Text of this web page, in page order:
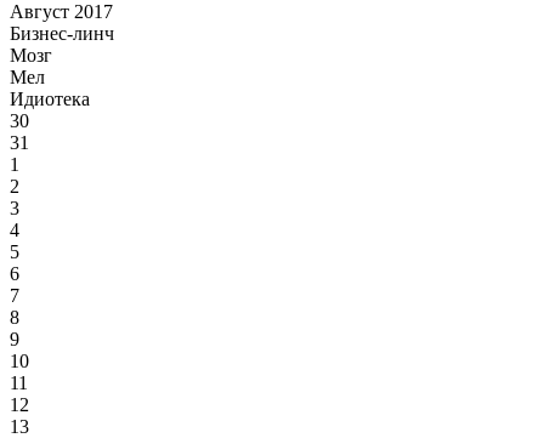
Август 2017
Бизнес-линч
Мозг
Мел
Идиотека
30
31
1
2
3
4
5
6
7
8
9
10
11
12
13